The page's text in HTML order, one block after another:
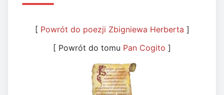
[ Powrót do poezji Zbigniewa Herberta ]
[ Powrót do tomu Pan Cogito ]